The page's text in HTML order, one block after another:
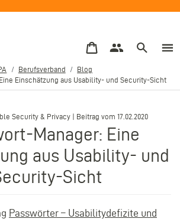
Berufsverband
Blog
Einschätzung aus Usability- und Security-Sicht
Security & Privacy | Beitrag vom 17.02.2020
Manager: Eine
aus Usability- und
Sicht
Passwörter – Usabilitydefizite und